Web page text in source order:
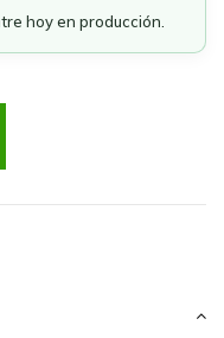
hoy en producción.